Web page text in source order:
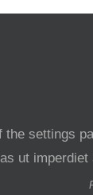
settings
ut imperdiet